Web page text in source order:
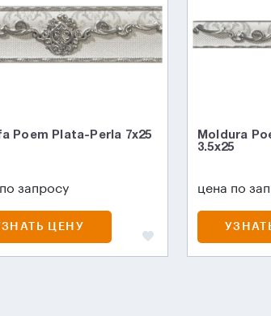
Poem Plata-Perla 7x25
запросу
ЦЕНУ
Moldura
3.5x25
цена по